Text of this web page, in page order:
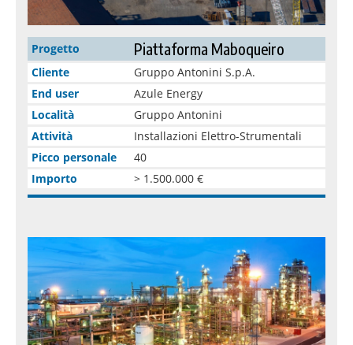
Progetto Piattaforma Maboqueiro
Cliente
Gruppo Antonini S.p.A.
End user
Azule Energy
Località
Gruppo Antonini
Attività
Installazioni Elettro-Strumentali
Picco personale
40
Importo
> 1.500.000 €